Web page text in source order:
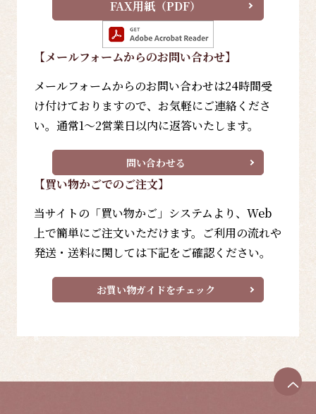
FAX用紙（PDF）
【メールフォームからのお問い合わせ】
メールフォームからのお問い合わせは24時間受
け付けておりますので、お気軽にご連絡くださ
い。通常1～2営業日以内に返答いたします。
問い合わせる
【買い物かごでのご注文】
当サイトの「買い物かご」システムより、Web
上で簡単にご注文いただけます。ご利用の流れや
発送・送料に関しては下記をご確認ください。
お買い物ガイドをチェック
ペ